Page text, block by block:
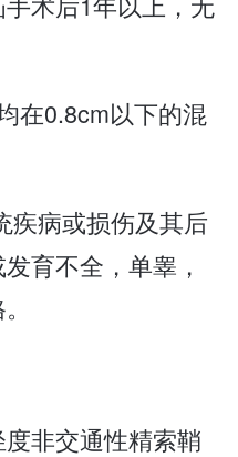
在0.8cm以下的混
疾病或损伤及其后
育不全，单睾，
度非交通性精索鞘